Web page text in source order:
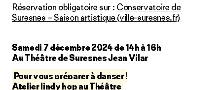
Réservation obligatoire sur : Conservatoire de
Suresnes – Saison artistique (ville-suresnes.fr)
Samedi 7 décembre 2024 de 14h à 16h
Au Théâtre de Suresnes Jean Vilar
Pour vous préparer à danser!
Atelier lindy hop au Théâtre